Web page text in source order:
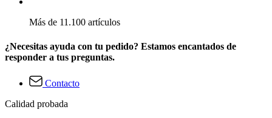
Más de 11.100 artículos
¿Necesitas ayuda con tu pedido? Estamos encantados de
responder a tus preguntas.
Contacto
Calidad probada